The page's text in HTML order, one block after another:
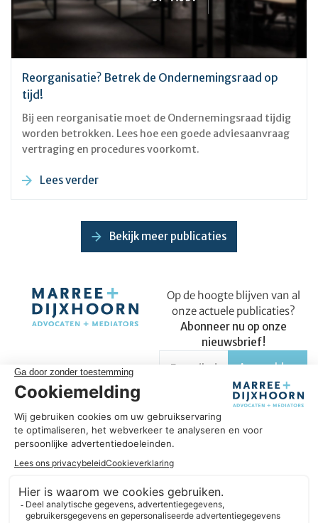
Reorganisatie? Betrek de Ondernemingsraad op
tijd!
Bij een reorganisatie moet de Ondernemingsraad tijdig
worden betrokken. Lees hoe een goede adviesaanvraag
vertraging en procedures voorkomt.
Lees verder
Bekijk meer publicaties
Op de hoogte blijven van al
onze actuele publicaties?
Abonneer nu op onze
nieuwsbrief!
Succesvol in úw onderneming
Omdat wij ons vak verstaan, helpen we u om succesvol te zijn
in uw onderneming. We hebben een sterke focus op
plaats van te denken in beperkingen, zoeken we altijd naar
oplossingen. Daarbij blijven we nieuwsgierig en gericht op